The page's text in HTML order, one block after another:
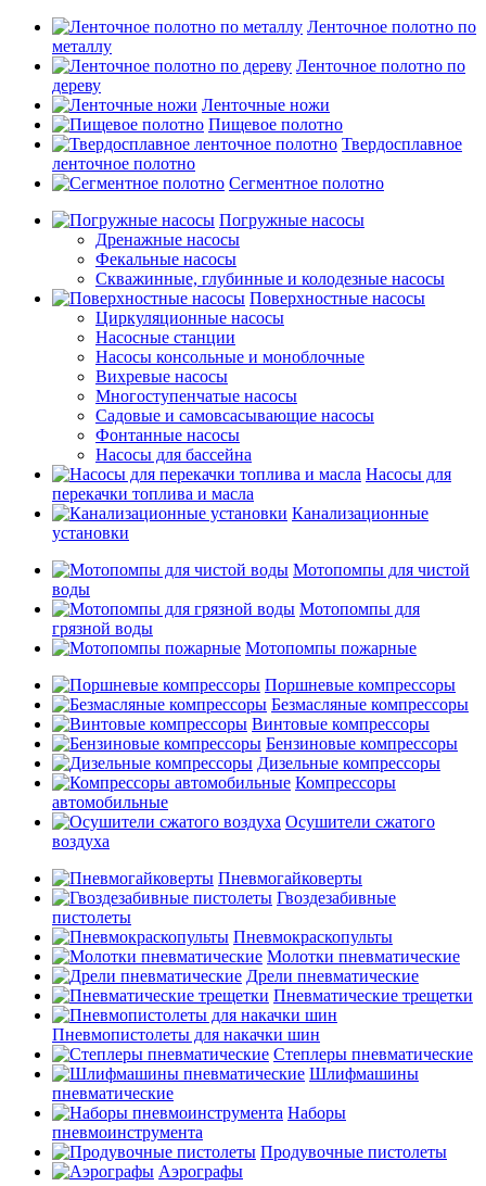
Ленточное полотно по
металлу
Ленточное полотно по
дереву
Ленточные ножи
Пищевое полотно
Твердосплавное
ленточное полотно
Сегментное полотно
Погружные насосы
Дренажные насосы
Фекальные насосы
Скважинные, глубинные и колодезные насосы
Поверхностные насосы
Циркуляционные насосы
Насосные станции
Насосы консольные и моноблочные
Вихревые насосы
Многоступенчатые насосы
Садовые и самовсасывающие насосы
Фонтанные насосы
Насосы для бассейна
Насосы для
перекачки топлива и масла
Канализационные
установки
Мотопомпы для чистой
воды
Мотопомпы для
грязной воды
Мотопомпы пожарные
Поршневые компрессоры
Безмасляные компрессоры
Винтовые компрессоры
Бензиновые компрессоры
Дизельные компрессоры
Компрессоры
автомобильные
Осушители сжатого
воздуха
Пневмогайковерты
Гвоздезабивные
пистолеты
Пневмокраскопульты
Молотки пневматические
Дрели пневматические
Пневматические трещетки
Пневмопистолеты для накачки шин
Степлеры пневматические
Шлифмашины
пневматические
Наборы
пневмоинструмента
Продувочные пистолеты
Аэрографы